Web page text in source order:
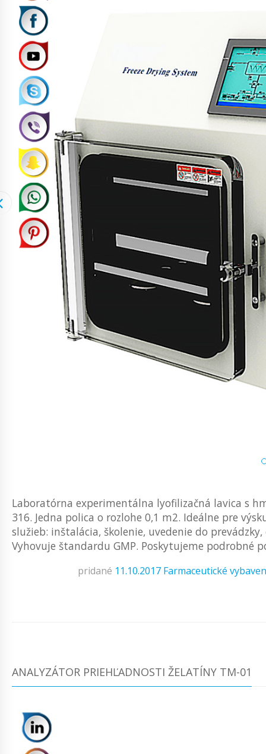
Laboratórna experimentálna lyofilizačná lavica s
316. Jedna polica o rozlohe 0,1 m2. Ideálne pre
služieb: inštalácia, školenie, uvedenie do
Vyhovuje štandardu GMP. Poskytujeme podrobné
pridané 11.10.2017 Farmaceutické
ANALYZÁTOR PRIEHĽADNOSTI ŽELATÍNY TM-01